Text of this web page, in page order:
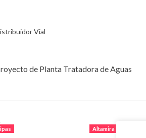
Vial
de Planta Tratadora de Aguas
Altamira